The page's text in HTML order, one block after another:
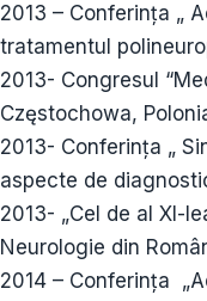
2013 – Conferința „
tratamentul
2013- Congresul
Częstochowa,
2013- Conferința „
aspecte de
2013- „Cel de al XI-
Neurologie din
2014 – Conferința